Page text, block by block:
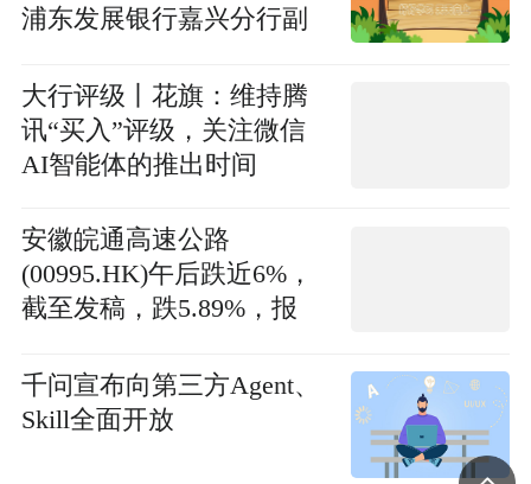
浦东发展银行嘉兴分行副
大行评级丨花旗：维持腾
讯“买入”评级，关注微信
AI智能体的推出时间
安徽皖通高速公路
(00995.HK)午后跌近6%，
截至发稿，跌5.89%，报
万港元|焦点热文
千问宣布向第三方Agent、
Skill全面开放